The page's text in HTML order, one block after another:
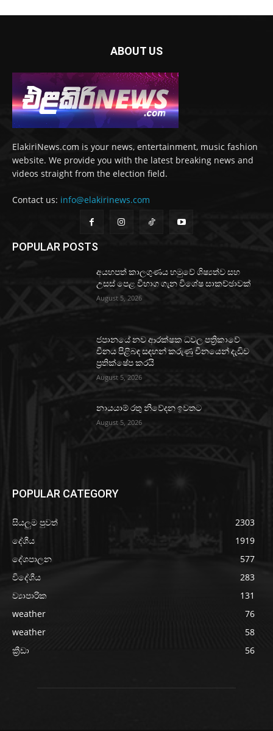
ABOUT US
ElakiriNews.com is your news, entertainment, music fashion
website. We provide you with the latest breaking news and
videos straight from the election field.
Contact us: info@elakirinews.com
POPULAR POSTS
අයහපත් කාලගුණය හමුවේ ශිෂ්‍යත්ව සහ
උසස් පෙළ විභාග ගැන විශේෂ සාකච්ඡාවක්
August 5, 2026
ජපානයේ නව ආරක්ෂක ධවල පත්‍රිකාවේ
චීනය පිළිබඳ සඳහන් කරුණු චීනයෙන් දැඩිව
ප්‍රතික්ෂේප කරයි
August 5, 2026
නායයාම් රතු නිවේදන ඉවතට
August 5, 2026
POPULAR CATEGORY
සියලුම පුවත්
2303
දේශීය
1919
දේශපාලන
577
විදේශීය
283
ව්‍යාපාරික
131
weather
76
weather
58
ක්‍රීඩා
56